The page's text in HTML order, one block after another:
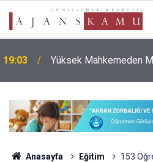
19:03 Yüksek Mahkemeden
Anasayfa Eğitim 153